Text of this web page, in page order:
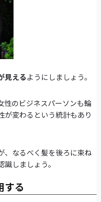
見えるようにしましょう。
性のビジネスパーソンも輪
が変わるという統計もあり
、なるべく髪を後ろに束ね
しましょう。
する